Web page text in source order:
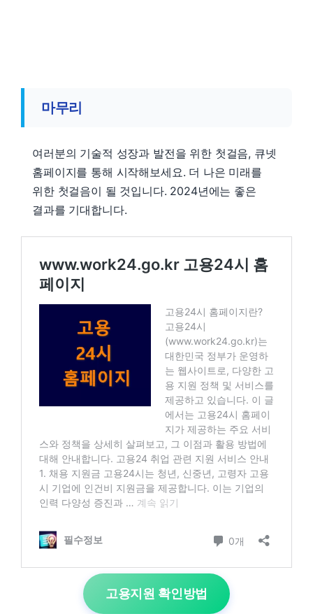
마무리
여러분의 기술적 성장과 발전을 위한 첫걸음, 큐넷
홈페이지를 통해 시작해보세요. 더 나은 미래를
위한 첫걸음이 될 것입니다. 2024년에는 좋은
결과를 기대합니다.
고용지원 확인방법